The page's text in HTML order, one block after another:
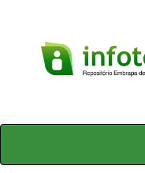
Skip